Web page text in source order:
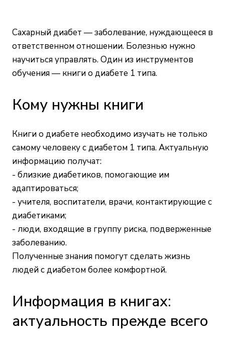
Сахарный диабет — заболевание, нуждающееся в
ответственном отношении. Болезнью нужно
научиться управлять. Один из инструментов
обучения — книги о диабете 1 типа.
Кому нужны книги
Книги о диабете необходимо изучать не только
самому человеку с диабетом 1 типа. Актуальную
информацию получат:
- близкие диабетиков, помогающие им
адаптироваться;
- учителя, воспитатели, врачи, контактирующие с
диабетиками;
- люди, входящие в группу риска, подверженные
заболеванию.
Полученные знания помогут сделать жизнь
людей с диабетом более комфортной.
Информация в книгах:
актуальность прежде всего